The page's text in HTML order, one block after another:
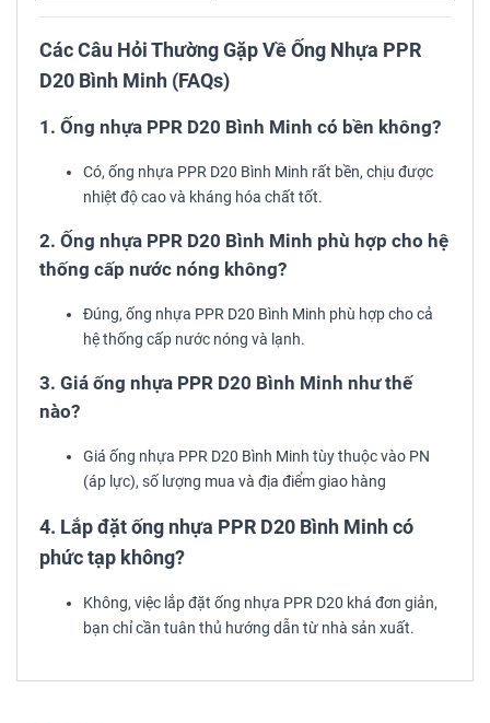
Các Câu Hỏi Thường Gặp Về Ống Nhựa PPR
D20 Bình Minh (FAQs)
1. Ống nhựa PPR D20 Bình Minh có bền không?
Có, ống nhựa PPR D20 Bình Minh rất bền, chịu được
nhiệt độ cao và kháng hóa chất tốt.
2. Ống nhựa PPR D20 Bình Minh phù hợp cho hệ
thống cấp nước nóng không?
Đúng, ống nhựa PPR D20 Bình Minh phù hợp cho cả
hệ thống cấp nước nóng và lạnh.
3. Giá ống nhựa PPR D20 Bình Minh như thế
nào?
Giá ống nhựa PPR D20 Bình Minh tùy thuộc vào PN
(áp lực), số lượng mua và địa điểm giao hàng
4. Lắp đặt ống nhựa PPR D20 Bình Minh có
phức tạp không?
Không, việc lắp đặt ống nhựa PPR D20 khá đơn giản,
bạn chỉ cần tuân thủ hướng dẫn từ nhà sản xuất.